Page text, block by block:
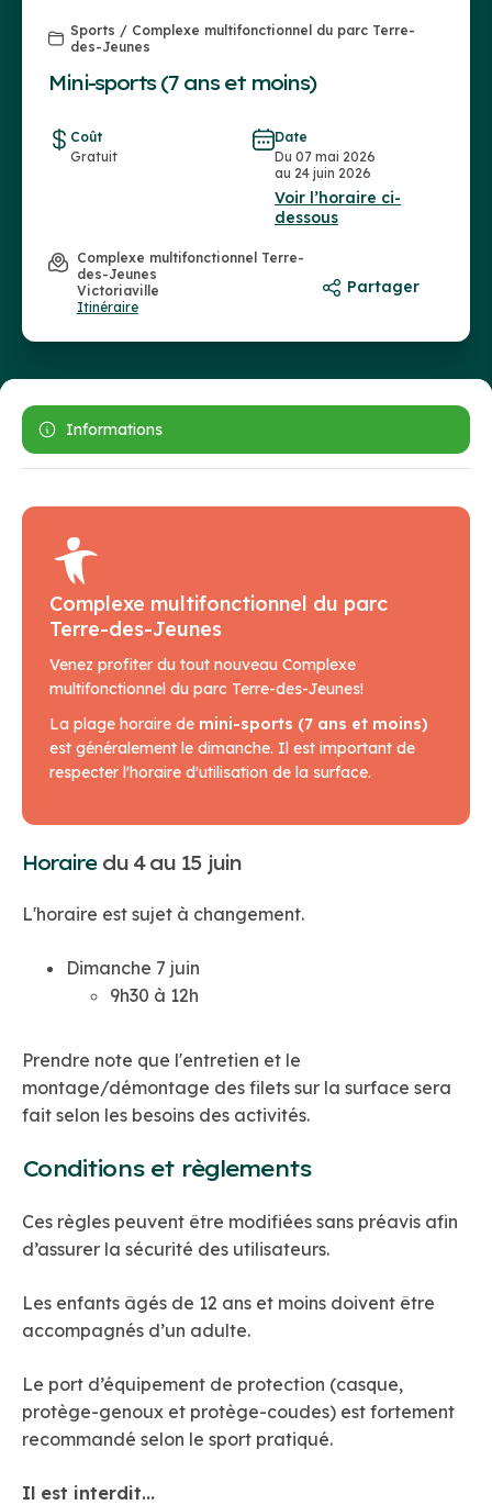
Sports / Complexe multifonctionnel du parc Terre-
des-Jeunes
Mini-sports (7 ans et moins)
Coût
Gratuit
Date
Du 07 mai 2026
au 24 juin 2026
Voir l’horaire ci-
dessous
Complexe multifonctionnel Terre-
des-Jeunes
Victoriaville
Itinéraire
Partager
Informations
Complexe multifonctionnel du parc
Terre-des-Jeunes
Venez profiter du tout nouveau Complexe
multifonctionnel du parc Terre-des-Jeunes!
La plage horaire de mini-sports (7 ans et moins)
est généralement le dimanche. Il est important de
respecter l'horaire d'utilisation de la surface.
Horaire du 4 au 15 juin
L'horaire est sujet à changement.
Dimanche 7 juin
9h30 à 12h
Prendre note que l'entretien et le
montage/démontage des filets sur la surface sera
fait selon les besoins des activités.
Conditions et règlements
Ces règles peuvent être modifiées sans préavis afin
d’assurer la sécurité des utilisateurs.
Les enfants âgés de 12 ans et moins doivent être
accompagnés d’un adulte.
Le port d’équipement de protection (casque,
protège-genoux et protège-coudes) est fortement
recommandé selon le sport pratiqué.
Il est interdit...